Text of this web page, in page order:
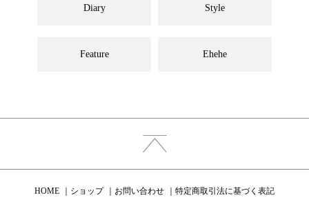
Diary Style
Feature Ehehe
HOME ショップ お問い合わせ 特定商取引法に基づく表記